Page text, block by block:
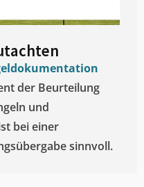
der Beurteilung
und
bei einer
sinnvoll.